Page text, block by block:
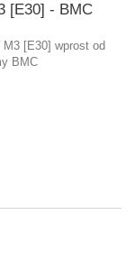
[E30] - BMC
[E30] wprost od
BMC